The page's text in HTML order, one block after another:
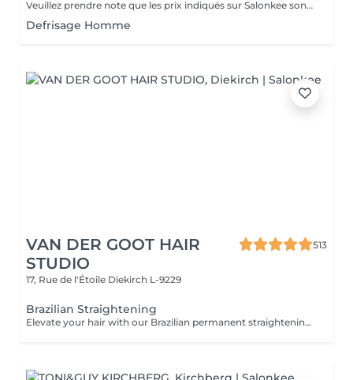
Veuillez prendre note que les prix indiqués sur Salonkee sont communiqués à titre informatif et s'entendent de base. Ces derniers sont susceptibles de varier selon le diagnostic réalisé à votre arrivée au salon et l'expertise du professionnel à qui vous confiez votre beauté. Dans tous les cas, un devis précis vous sera proposé et toutes réalisations de prestations seront effectuées avec votre accord. Un grand merci d'avance pour votre compréhension. Au plaisir de vous recevoir très vite.
Defrisage Homme
VAN DER GOOT HAIR
STUDIO
513
17, Rue de l'Étoile Diekirch L-9229
Brazilian Straightening
Elevate your hair with our Brazilian permanent straightening treatment, designed to create sleek, smooth, and frizz-free hair. This professional treatment reshapes the hair structure, eliminating unwanted waves and curls while leaving the hair glossy, soft, and easy to manage. Long-lasting results keep your hair smooth and polished from root to tip, making everyday styling effortless.